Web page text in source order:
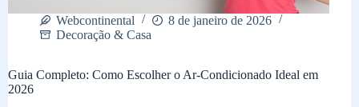
Webcontinental
8 de janeiro de 2026
Decoração & Casa
Guia Completo: Como Escolher o Ar-Condicionado Ideal em
2026